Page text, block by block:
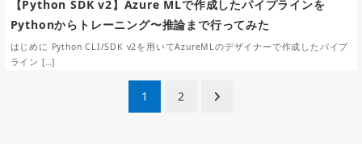
【Python SDK v2】Azure MLで作成したパイプラインを
Pythonからトレーニング〜推論まで行ってみた
はじめに Python CLI/SDK v2を用いてAzureMLのデザイナーで作成したパイプ
ライン […]
1 2